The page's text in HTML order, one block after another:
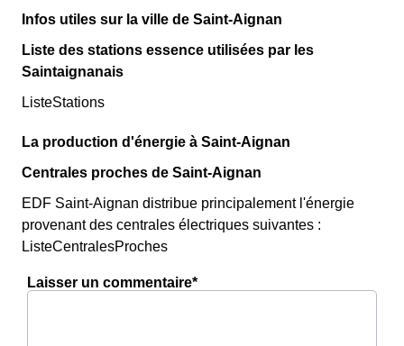
Infos utiles sur la ville de Saint-Aignan
Liste des stations essence utilisées par les
Saintaignanais
ListeStations
La production d'énergie à Saint-Aignan
Centrales proches de Saint-Aignan
EDF Saint-Aignan distribue principalement l'énergie
provenant des centrales électriques suivantes :
ListeCentralesProches
Laisser un commentaire*